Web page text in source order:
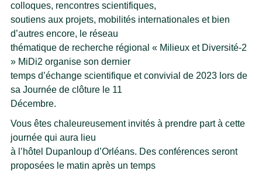
colloques, rencontres scientifiques,
soutiens aux projets, mobilités internationales et bien
d’autres encore, le réseau
thématique de recherche régional « Milieux et Diversité-2
» MiDi2 organise son dernier
temps d’échange scientifique et convivial de 2023 lors de
sa Journée de clôture le 11
Décembre.
Vous êtes chaleureusement invités à prendre part à cette
journée qui aura lieu
à l’hôtel Dupanloup d’Orléans. Des conférences seront
proposées le matin après un temps